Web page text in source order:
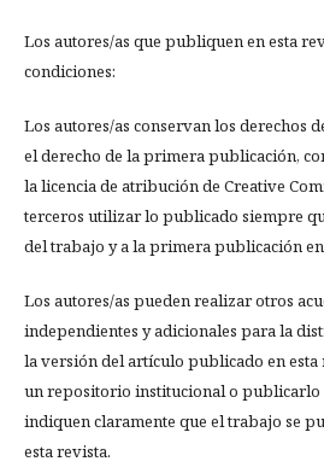
Los autores/as que publiquen en esta
condiciones:
Los autores/as conservan los derechos
el derecho de la primera publicación,
la licencia de atribución de Creative
terceros utilizar lo publicado siempre
del trabajo y a la primera publicación
Los autores/as pueden realizar otros
independientes y adicionales para la
la versión del artículo publicado en
un repositorio institucional o
indiquen claramente que el trabajo se
esta revista.